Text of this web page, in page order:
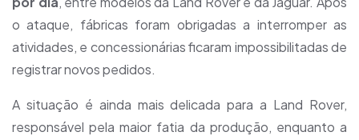
o ataque, fábricas foram obrigadas a interromper as
atividades, e concessionárias ficaram impossibilitadas de
registrar novos pedidos.
A situação é ainda mais delicada para a Land Rover,
responsável pela maior fatia da produção, enquanto a